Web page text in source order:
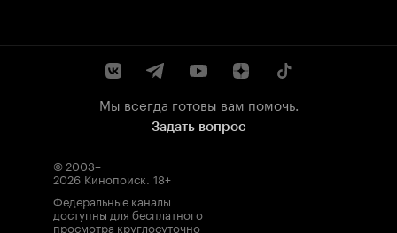
Мы всегда готовы вам помочь.
Задать вопрос
© 2003–
2026 Кинопоиск. 18+
Федеральные каналы
доступны для бесплатного
просмотра круглосуточно